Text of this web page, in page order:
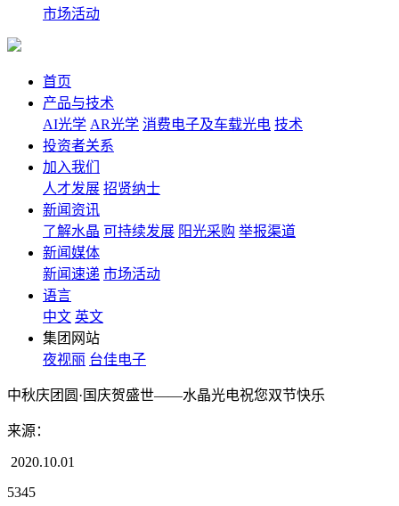
市场活动
首页
产品与技术
AI光学 AR光学 消费电子及车载光电 技术
投资者关系
加入我们
人才发展 招贤纳士
新闻资讯
了解水晶 可持续发展 阳光采购 举报渠道
新闻媒体
新闻速递 市场活动
语言
中文 英文
集团网站
夜视丽 台佳电子
中秋庆团圆·国庆贺盛世——水晶光电祝您双节快乐
来源：
2020.10.01
5345